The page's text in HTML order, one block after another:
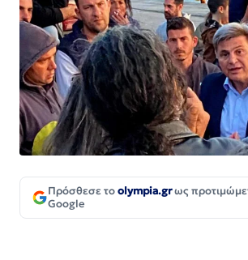
Πρόσθεσε τοolympia.grως
Google